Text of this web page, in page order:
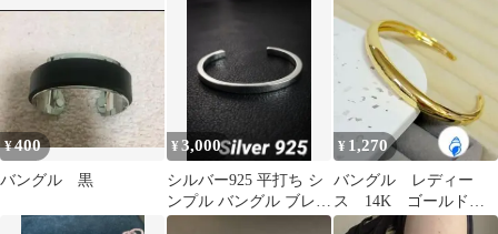
¥400
バングル 黒
¥3,000
シルバー925 平打ち シ
ンプル バングル ブレス
レット ヴィンテージ 男
¥ 1,270
バングル レディー
ス 14K ゴールド
メッキブレスレット